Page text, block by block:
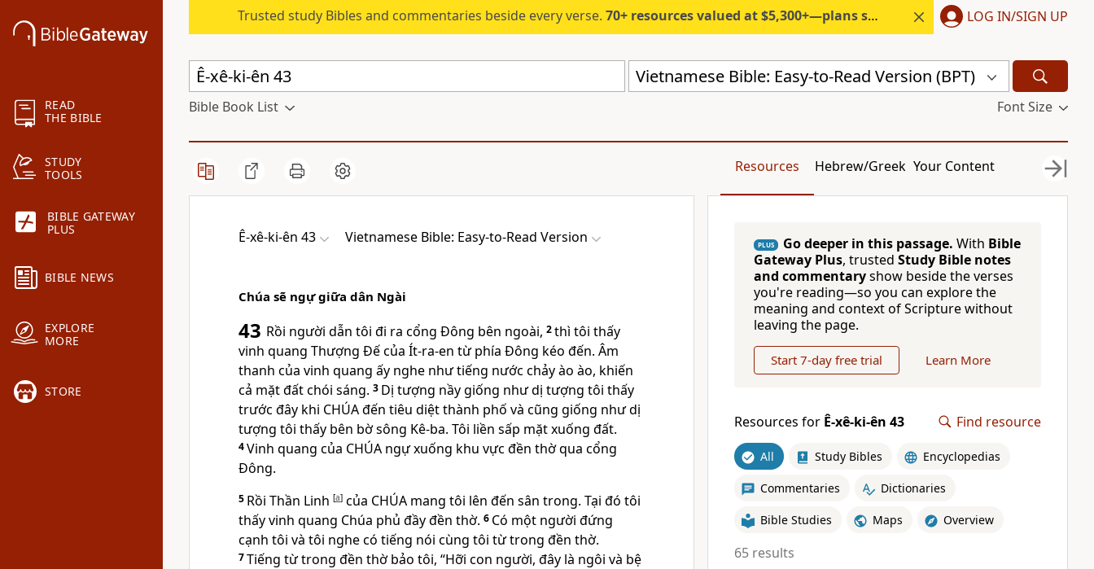
READ
THE BIBLE
STUDY
TOOLS
BIBLE GATEWAY
PLUS
BIBLE NEWS
EXPLORE
MORE
STORE
Trusted study Bibles and commentaries beside every verse. 70+ resources valued at $5,300+—plans start under $6/month. LOG IN/SIGN UP
Vietnamese Bible: Easy-to-Read Version (BPT)
Bible Book List Font Size
Resources Hebrew/Greek Your Content
Ê-xê-ki-ên 43 Vietnamese Bible: Easy-to-Read Version
Chúa sẽ ngự giữa dân Ngài
43 Rồi người dẫn tôi đi ra cổng Đông bên ngoài, 2thì tôi thấy
vinh quang Thượng Đế của Ít-ra-en từ phía Đông kéo đến. Âm
thanh của vinh quang ấy nghe như tiếng nước chảy ào ào, khiến
cả mặt đất chói sáng. 3 Dị tượng nầy giống như dị tượng tôi thấy
trước đây khi CHÚA đến tiêu diệt thành phố và cũng giống như dị
tượng tôi thấy bên bờ sông Kê-ba. Tôi liền sấp mặt xuống đất.
4Vinh quang của CHÚA ngự xuống khu vực đền thờ qua cổng
Đông.
5 Rồi Thần Linh [a] của CHÚA mang tôi lên đến sân trong. Tại đó tôi
thấy vinh quang Chúa phủ đầy đền thờ. 6 Có một người đứng
cạnh tôi và tôi nghe có tiếng nói cùng tôi từ trong đền thờ.
7Tiếng từ trong đền thờ bảo tôi, “Hỡi con người, đây là ngôi và bệ
PLUS Go deeper in this passage. With Bible
Gateway Plus, trusted Study Bible notes
and commentaryshow beside the verses
you're reading—so you can explore the
meaning and context of Scripture without
leaving the page.
Start 7-day free trial Learn More
Resources for Ê-xê-ki-ên 43 Find resource
All Study Bibles Encyclopedias
Commentaries Dictionaries
Bible Studies Maps Overview
65 results